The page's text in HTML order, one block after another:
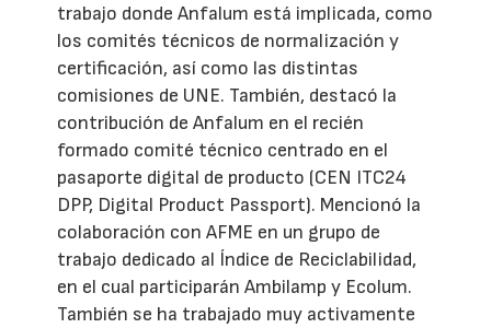
trabajo donde Anfalum está implicada, como
los comités técnicos de normalización y
certificación, así como las distintas
comisiones de UNE. También, destacó la
contribución de Anfalum en el recién
formado comité técnico centrado en el
pasaporte digital de producto (CEN ITC24
DPP, Digital Product Passport). Mencionó la
colaboración con AFME en un grupo de
trabajo dedicado al Índice de Reciclabilidad,
en el cual participarán Ambilamp y Ecolum.
También se ha trabajado muy activamente